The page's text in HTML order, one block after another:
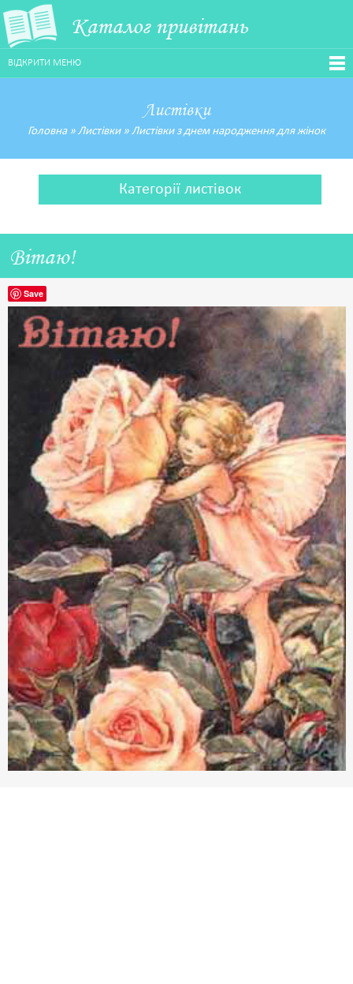
Каталог привітань
ВІДКРИТИ МЕНЮ
Листівки
Головна» Листівки» Листівки з днем народження для жінок
Категорії листівок
Вітаю!
Save